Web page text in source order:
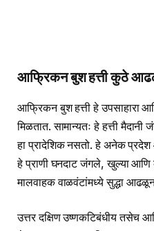
आफ्रिकन बुश हत्ती कुठे
आफ्रिकन बुश हत्ती हे उपसाहारा
मिळतात. सामान्यतः हे हत्ती
हा प्रादेशिक नसतो. हे अनेक प्रदेश
हे प्राणी घनदाट जंगले, खुल्या
मालवाहक वाळवंटांमध्ये सुद्धा
उत्तर दक्षिण उष्णकटिबंधीय तसेच